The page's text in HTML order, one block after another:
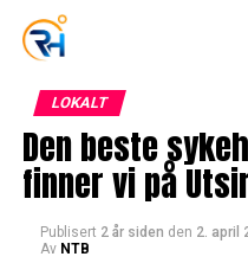
LOKALT
Den beste
finner vi på
Publisert 2 år siden den 2. april
Av NTB